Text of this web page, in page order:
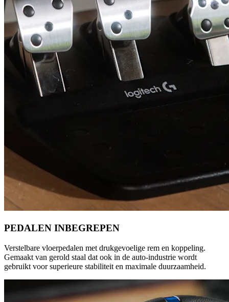
PEDALEN INBEGREPEN
Verstelbare vloerpedalen met drukgevoelige rem en koppeling.
Gemaakt van gerold staal dat ook in de auto-industrie wordt
gebruikt voor superieure stabiliteit en maximale duurzaamheid.